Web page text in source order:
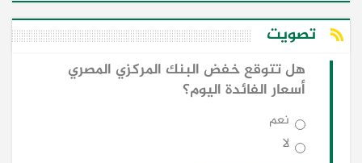
تصويت
هل تتوقع خفض البنك المركزي المصري
أسعار الفائدة اليوم؟
نعم
لا